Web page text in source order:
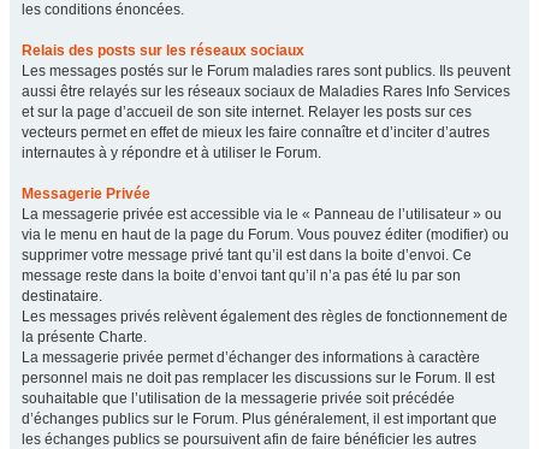
les conditions énoncées.
Relais des posts sur les réseaux sociaux
Les messages postés sur le Forum maladies rares sont publics. Ils peuvent
aussi être relayés sur les réseaux sociaux de Maladies Rares Info Services
et sur la page d’accueil de son site internet. Relayer les posts sur ces
vecteurs permet en effet de mieux les faire connaître et d’inciter d’autres
internautes à y répondre et à utiliser le Forum.
Messagerie Privée
La messagerie privée est accessible via le « Panneau de l’utilisateur » ou
via le menu en haut de la page du Forum. Vous pouvez éditer (modifier) ou
supprimer votre message privé tant qu’il est dans la boite d’envoi. Ce
message reste dans la boite d’envoi tant qu’il n’a pas été lu par son
destinataire.
Les messages privés relèvent également des règles de fonctionnement de
la présente Charte.
La messagerie privée permet d’échanger des informations à caractère
personnel mais ne doit pas remplacer les discussions sur le Forum. Il est
souhaitable que l’utilisation de la messagerie privée soit précédée
d’échanges publics sur le Forum. Plus généralement, il est important que
les échanges publics se poursuivent afin de faire bénéficier les autres